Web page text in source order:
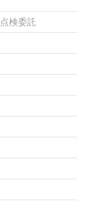
検委託